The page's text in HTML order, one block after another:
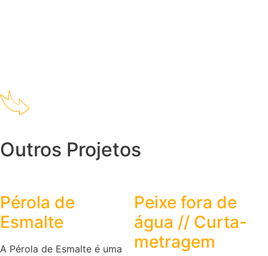
Outros Projetos
Pérola de
Esmalte
A Pérola de Esmalte é uma
Peixe fora de
água // Curta-
metragem